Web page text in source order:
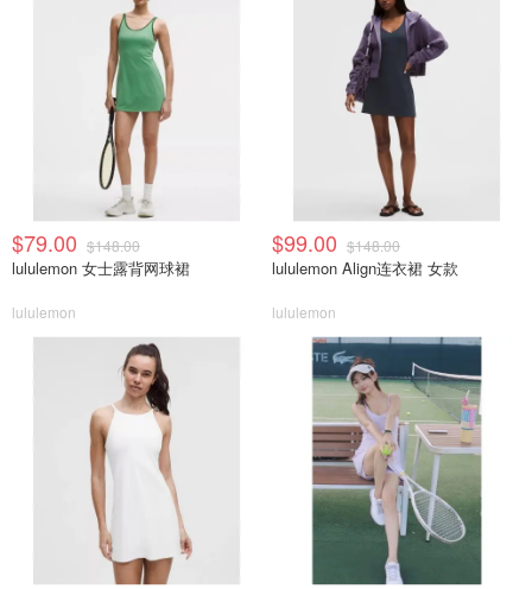
$79.00 $148.00
lululemon 女士露背网球裙
lululemon
$99.00 $148.00
lululemon Align连衣裙 女款
lululemon